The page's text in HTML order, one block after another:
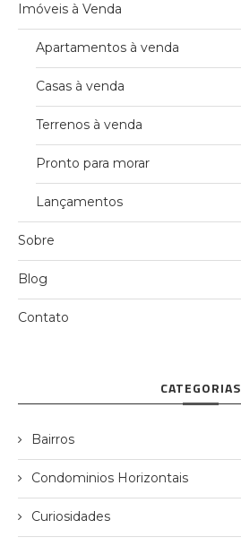
Imóveis à Venda
Apartamentos à venda
Casas à venda
Terrenos à venda
Pronto para morar
Lançamentos
Sobre
Blog
Contato
CATEGORIAS
Bairros
Condominios Horizontais
Curiosidades